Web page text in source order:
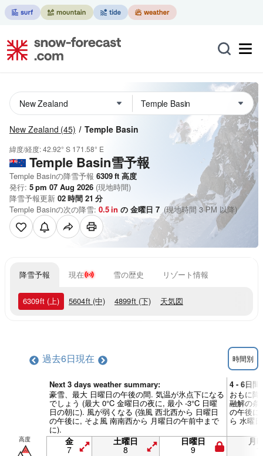
New Zealand (45) Temple Basin
緯度/経度:42.92° S 171.58° E
Temple Basin雪予報
Temple Basinの降雪予報 6309ft 高度
発行: 5 pm 07 Aug 2026 (現地時間)
降雪予報更新 02時間 21 分
Temple Basinの次の降雪: 0.5in の 金曜日 7 (現地時間 3 PM 以降)
降雪予報 現在 雪の歴史 リゾート情報
6309ft (上) 5604ft (中) 4899ft (下) 天気図
過去6日現在 時間別
Next 3 days weather summary:
豪雪、最大 日曜日の午後の間. 気温が氷点下になる
でしょう (最大 0°C 金曜日の夜に, 最小 -3°C 日曜
日の朝に). 風が弱くなる (強風 西北西から 日曜日
の午後に, そよ風 南南西から 月曜日の午前中まで
に).
4 - 6日
おもに
融解の条
の午後に
ら 水曜
高度 金
7
土曜日
8
日曜日
9
月